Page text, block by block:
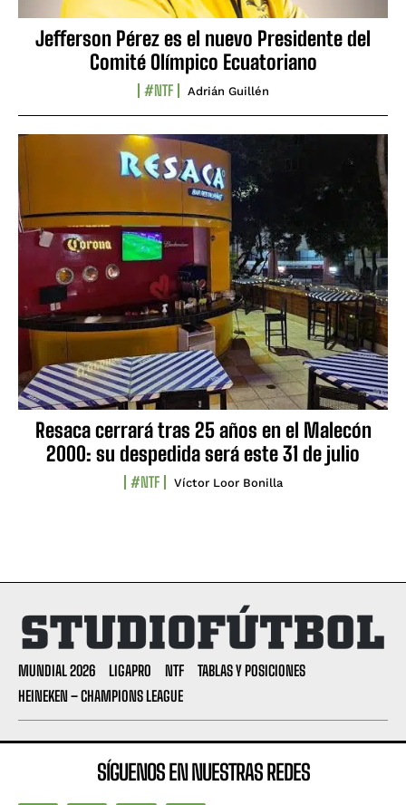
Jefferson Pérez es el nuevo Presidente del
Comité Olímpico Ecuatoriano
#NTF Adrián Guillén
Resaca cerrará tras 25 años en el Malecón
2000: su despedida será este 31 de julio
#NTF Víctor Loor Bonilla
MUNDIAL 2026 LIGAPRO NTF
TABLAS Y POSICIONES
HEINEKEN – CHAMPIONS LEAGUE
SÍGUENOS EN NUESTRAS REDES